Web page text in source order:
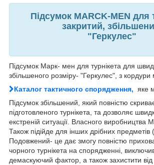
Підсумок MARCK-MEN для
закритий,
"Геркулес"
Підсумок Марк- мен для турнікета для
збільшеного розміру- "Геркулес", з
Каталог тактичного спорядження, яке
Підсумок збільшений, який повністю
підготовленого турнікета, та дозволяє
екстреній ситуації. Власного виробництва
Також підійде для інших дрібних предметів
Подовжений- це дає змогу повністю
чорного турнікета на спорядженні,
демаскуючий фактор, а також захистити